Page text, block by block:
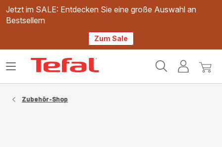
Jetzt im SALE: Entdecken Sie eine große Auswahl an
Bestsellern
Zum Sale
Mein
Mein
Das
Zubehör-Shop